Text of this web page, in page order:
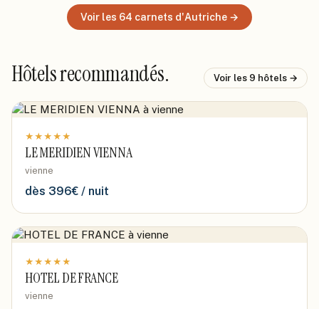
Voir les 64 carnets d'Autriche →
Hôtels recommandés. Voir les 9 hôtels →
★ ★ ★ ★ ★
LE MERIDIEN VIENNA
vienne
dès 396€ / nuit
★ ★ ★ ★ ★
HOTEL DE FRANCE
vienne